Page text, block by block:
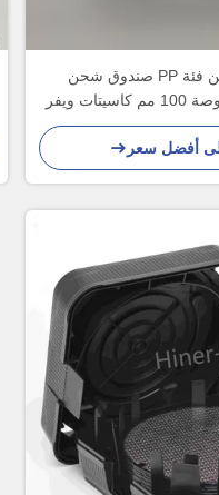
غرف الأبحاث من فئة PP صندوق شحن
بسكويت الويفر 4 بوصة 100 مم كاسيتات ويفر
شفافة
أفضل سعر